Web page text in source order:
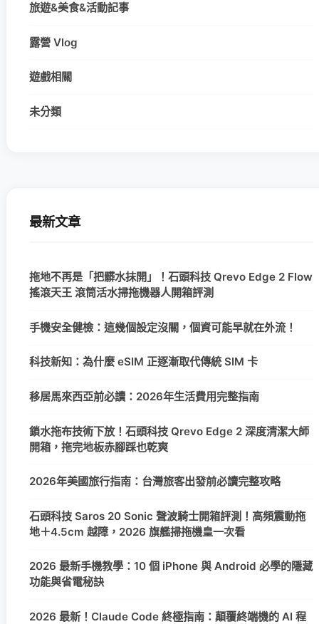
旅遊&美食&活動記事
露營 Vlog
遊戲相關
未分類
最新文章
拖地不再是「把髒水抹開」！石頭科技 Qrevo Edge 2 Flow
搖滾天王 滾筒活水掃拖機器人開箱評測
手機安全健檢：這幾個設定沒關，個資可能早就在外流！
科技新知：為什麼 eSIM 正逐漸取代傳統 SIM 卡
移居馬來西亞前必讀：2026年生活費用完整指南
鎖水拖布技術下放！石頭科技 Qrevo Edge 2 深度清潔大師
開箱，拖完地板赤腳踩也乾爽
2026年美國旅行指南：台灣旅客出發前必讀完整攻略
石頭科技 Saros 20 Sonic 聲波騎士開箱評測！高頻震動拖
地＋4.5cm 越障，2026 旗艦掃拖機皇一次看
2026 最新手機教學：10 個 iPhone 與 Android 必學的隱藏
功能與省電秘訣
2026 最新！Claude Code 終極指南：顛覆終端機的 AI 程